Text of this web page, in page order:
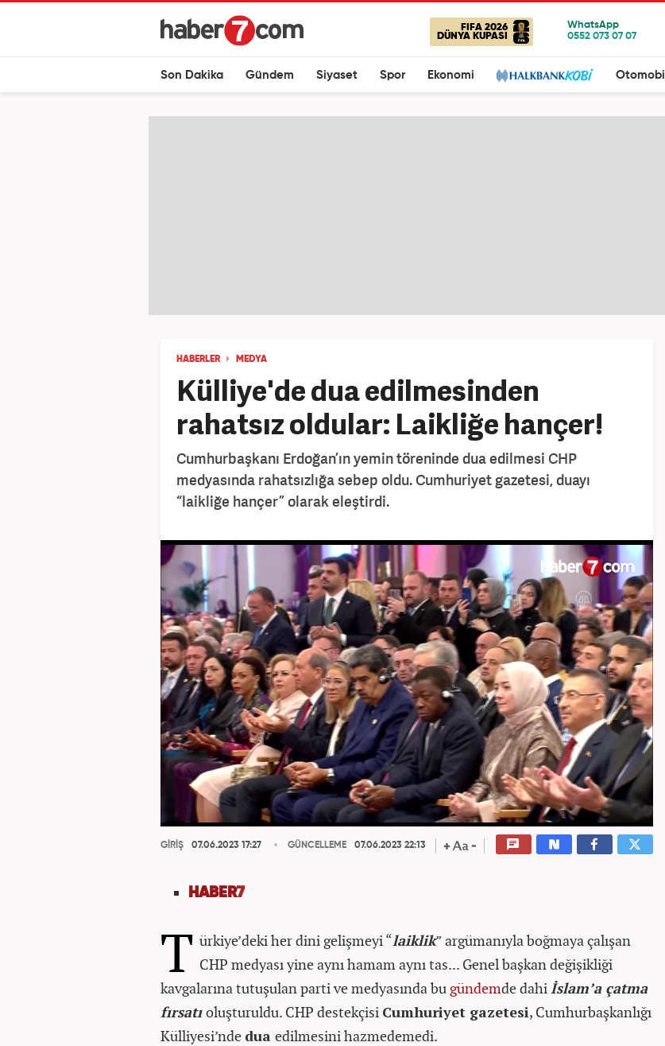
FIFA 2026
DÜNYA KUPASI
Son Dakika Gündem Siyaset Spor Ekonomi Otomobil
HABERLER MEDYA
Külliye'de dua edilmesinden
rahatsız oldular: Laikliğe hançer!
Cumhurbaşkanı Erdoğan’ın yemin töreninde dua edilmesi CHP
medyasında rahatsızlığa sebep oldu. Cumhuriyet gazetesi, duayı
“laikliğe hançer” olarak eleştirdi.
GİRİŞ 07.06.2023 17:27 GÜNCELLEME 07.06.2023 22:13
HABER7
T ürkiye’deki her dini gelişmeyi “laiklik” argümanıyla boğmaya çalışan
CHP medyası yine aynı hamam aynı tas... Genel başkan değişikliği
kavgalarına tutuşulan parti ve medyasında bu gündemde dahiİslam’a çatma
fırsatıoluşturuldu. CHP destekçisi Cumhuriyet gazetesi, Cumhurbaşkanlığı
Külliyesi’nde dua edilmesini hazmedemedi.